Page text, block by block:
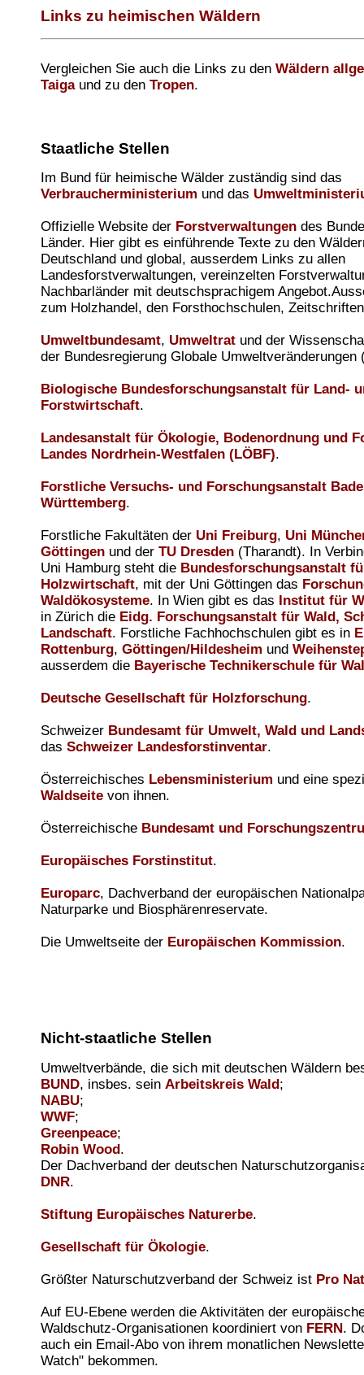
Links zu heimischen Wäldern
Vergleichen Sie auch die Links zu den Wäldern
Taigaund zu den Tropen.
Staatliche Stellen
Im Bund für heimische Wälder zuständig sind das
Verbraucherministerium und das
Offizielle Website der Forstverwaltungen des
Länder. Hier gibt es einführende Texte zu den
Deutschland und global, ausserdem Links zu allen
Landesforstverwaltungen, vereinzelten
Nachbarländer mit deutschsprachigem
zum Holzhandel, den Forsthochschulen,
Umweltbundesamt, Umweltrat und der
der Bundesregierung Globale Umweltveränderungen
Biologische Bundesforschungsanstalt für Land-
Forstwirtschaft.
Landesanstalt für Ökologie, Bodenordnung und
Landes Nordrhein-Westfalen (LÖBF).
Forstliche Versuchs- und Forschungsanstalt
Württemberg.
Forstliche Fakultäten der Uni Freiburg, Uni
Göttingen und der TU Dresden (Tharandt). In
Uni Hamburg steht die Bundesforschungsanstalt
Holzwirtschaft, mit der Uni Göttingen das
Waldökosysteme. In Wien gibt es das
Institut für
in Zürich die Eidg. Forschungsanstalt für Wald,
Landschaft. Forstliche Fachhochschulen gibt es in
Rottenburg, Göttingen/Hildesheim und
ausserdem die Bayerische Technikerschule für
Deutsche Gesellschaft für Holzforschung.
Schweizer Bundesamt für Umwelt, Wald und
das Schweizer Landesforstinventar.
Österreichisches Lebensministerium und eine
Waldseite von ihnen.
Österreichische Bundesamt und
Europäisches Forstinstitut.
Europarc, Dachverband der europäischen
Naturparke und Biosphärenreservate.
Die Umweltseite der Europäischen Kommission.
Nicht-staatliche Stellen
Umweltverbände, die sich mit deutschen Wäldern
BUND, insbes. sein Arbeitskreis Wald;
NABU;
WWF;
Greenpeace;
Robin Wood.
Der Dachverband der deutschen
DNR.
Stiftung Europäisches Naturerbe.
Gesellschaft für Ökologie.
Größter Naturschutzverband der Schweiz ist Pro
Auf EU-Ebene werden die Aktivitäten der
Waldschutz-Organisationen koordiniert von FERN.
auch ein Email-Abo von ihrem monatlichen
Watch" bekommen.